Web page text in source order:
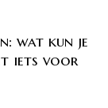
wat kun je
iets voor